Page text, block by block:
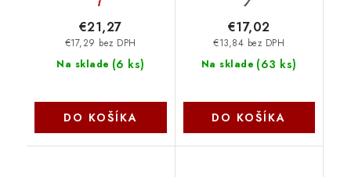
Na sklade (6 ks)
€17,29 bez DPH
€21,27
DO KOŠÍKA
Na sklade (63 ks)
€13,84 bez DPH
€17,02
DO KOŠÍKA